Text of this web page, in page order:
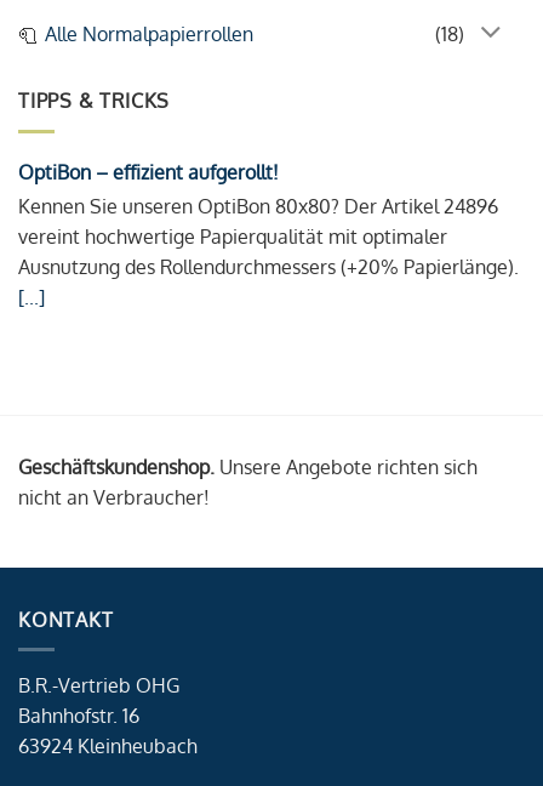
Alle Normalpapierrollen
(18)
TIPPS & TRICKS
OptiBon – effizient aufgerollt!
Kennen Sie unseren OptiBon 80x80? Der Artikel 24896
vereint hochwertige Papierqualität mit optimaler
Ausnutzung des Rollendurchmessers (+20% Papierlänge).
[...]
Geschäftskundenshop. Unsere Angebote richten sich
nicht an Verbraucher!
KONTAKT
B.R.-Vertrieb OHG
Bahnhofstr. 16
63924 Kleinheubach